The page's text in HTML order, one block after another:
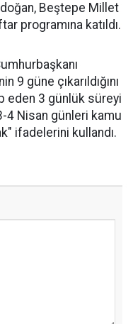
Beştepe Millet
programına katıldı.
9 güne çıkarıldığını
eden 3 günlük süreyi
4 Nisan günleri kamu
ifadelerini kullandı.